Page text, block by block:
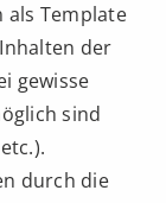
als Template
der
gewisse
sind
etc.).
durch die